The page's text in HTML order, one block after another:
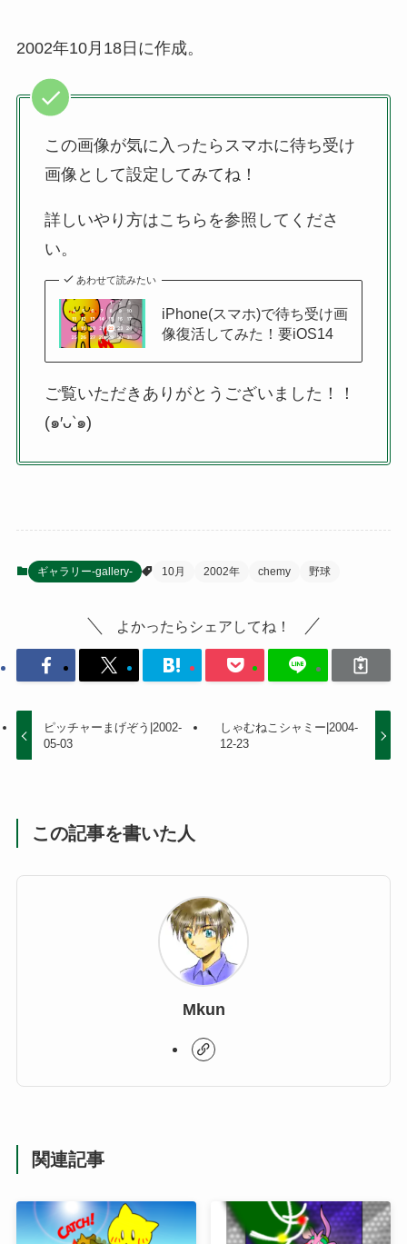
2002年10月18日に作成。
この画像が気に入ったらスマホに待ち受け
画像として設定してみてね！
詳しいやり方はこちらを参照してくださ
い。
あわせて読みたい
iPhone(スマホ)で待ち受け画
像復活してみた！要iOS14
ご覧いただきありがとうございました！！
(๑′ᴗ‵๑)
ギャラリー-gallery- 10月 2002年 chemy 野球
よかったらシェアしてね！
ピッチャーまげぞう|2002-
05-03
しゃむねこシャミー|2004-
12-23
この記事を書いた人
Mkun
関連記事